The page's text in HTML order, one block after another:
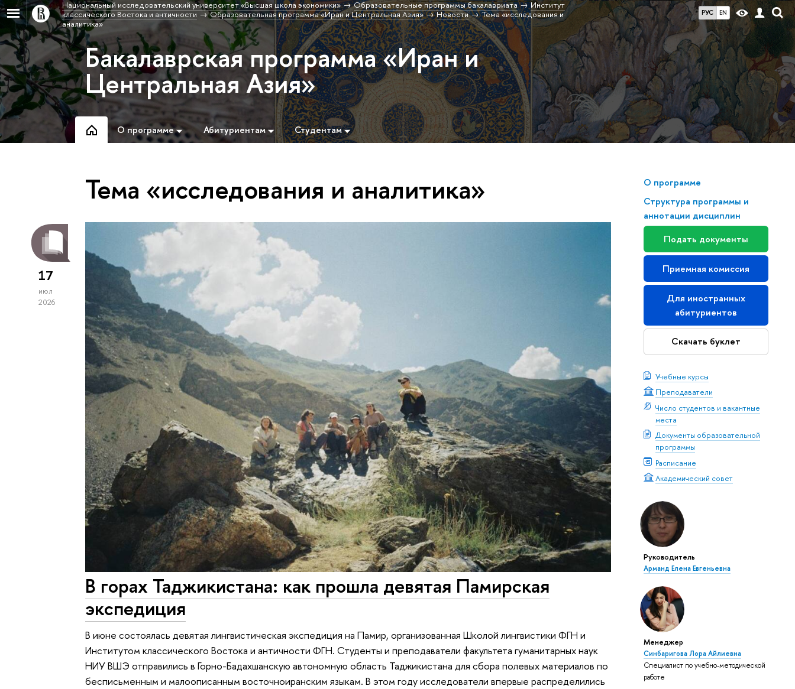
РУС EN
Национальный исследовательский университет «Высшая школа экономики» Образовательные программы бакалавриата
Институт
классического Востока и античности
Образовательная программа «Иран и Центральная Азия» Новости
Тема «исследования и
аналитика»
Бакалаврская программа «Иран и
Центральная Азия»
О программе Абитуриентам Студентам
О программе
Структура программы и
аннотации дисциплин
Подать документы
Приемная комиссия
Для иностранных
абитуриентов
Скачать буклет
Учебные курсы
Преподаватели
Число студентов и вакантные
места
Документы образовательной
программы
Расписание
Академический совет
Руководитель
Арманд Елена Евгеньевна
Менеджер
Синбаригова Лора Айлиевна
Специалист по учебно-методической
работе
Тема «исследования и аналитика»
17
июл
2026
В горах Таджикистана: как прошла девятая Памирская
экспедиция
В июне состоялась девятая лингвистическая экспедиция на Памир, организованная Школой лингвистики ФГН и
Институтом классического Востока и античности ФГН. Студенты и преподаватели факультета гуманитарных наук
НИУ ВШЭ отправились в Горно-Бадахшанскую автономную область Таджикистана для сбора полевых материалов по
бесписьменным и малоописанным восточноиранским языкам. В этом году исследователи впервые распределились